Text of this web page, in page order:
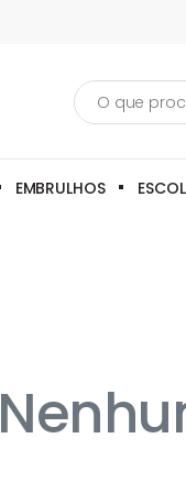
Pesquisa
EMBRULHOS